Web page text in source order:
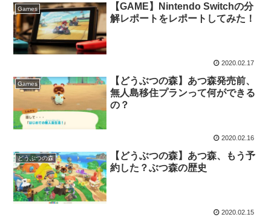
Games
【GAME】Nintendo Switchの分
解レポートをレポートしてみた！
2020.02.17
Games
【どうぶつの森】あつ森発売前、
無人島移住プランって何ができる
の？
2020.02.16
どうぶつの森
【どうぶつの森】あつ森、もう予
約した？ぶつ森の歴史
2020.02.15